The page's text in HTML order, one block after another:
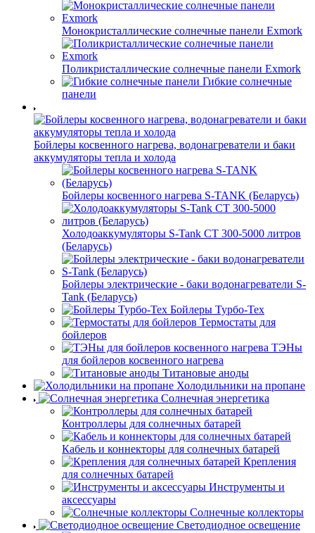
Монокристаллические солнечные панели Exmork
Поликристаллические солнечные панели Exmork
Гибкие солнечные
панели
Бойлеры косвенного нагрева, водонагреватели и баки
аккумуляторы тепла и холода
Бойлеры косвенного нагрева S-TANK (Беларусь)
Холодоаккумуляторы S-Tank СТ 300-5000 литров
(Беларусь)
Бойлеры электрические - баки водонагреватели S-
Tank (Беларусь)
Бойлеры Турбо-Тех
Термостаты для
бойлеров
ТЭНы
для бойлеров косвенного нагрева
Титановые аноды
Холодильники на пропане
Солнечная энергетика
Контроллеры для солнечных батарей
Кабель и коннекторы для солнечных батарей
Крепления
для солнечных батарей
Инструменты и
аксессуары
Солнечные коллекторы
Светодиодное освещение